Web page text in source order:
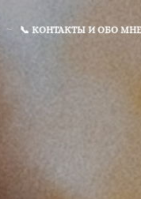
📞 КОНТАКТЫ И ОБО МНЕ